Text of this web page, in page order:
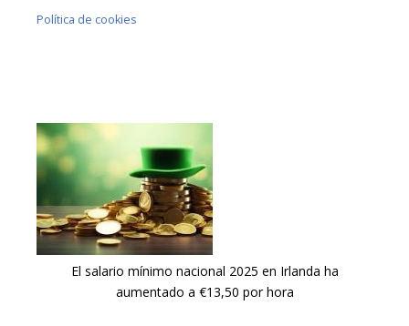
Política de cookies
El salario mínimo nacional 2025 en Irlanda ha
aumentado a €13,50 por hora